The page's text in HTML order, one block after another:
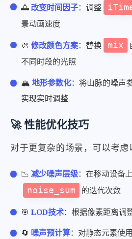
🌅 改变时间因子：调整
景动画速度
🎨修改颜色方案：替换 mix
不同时段的光照
🏔️地形参数化：将山脉的噪声
实现实时调整
🚀 性能优化技巧
对于更复杂的场景，可以考虑
📉 减少噪声层级：在移动设备
noise_sum 的迭代次数
🎯LOD技术：根据像素距离调
🔄 噪声预计算：对静态元素使